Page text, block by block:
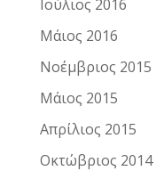
Ιούλιος 2016
Μάιος 2016
Νοέμβριος 2015
Μάιος 2015
Απρίλιος 2015
Οκτώβριος 2014